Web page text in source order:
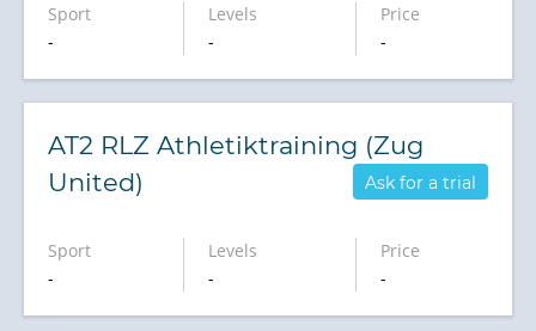
Sport
-
Levels
-
Price
-
AT2 RLZ Athletiktraining (Zug
United)
Ask for a trial
Sport
-
Levels
-
Price
-